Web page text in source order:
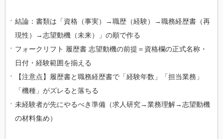
結論：書類は「資格（事実）→職歴（経験）→職務経歴書（再
現性）→志望動機（未来）」の順で作る
フォークリフト 履歴書 志望動機の前提＝資格欄の正式名称・
日付・経験範囲を揃える
【注意点】履歴書と職務経歴書で「経験年数」「担当業務」
「機種」がズレると落ちる
未経験者が先にやるべき準備（求人研究→業務理解→志望動機
の材料集め）